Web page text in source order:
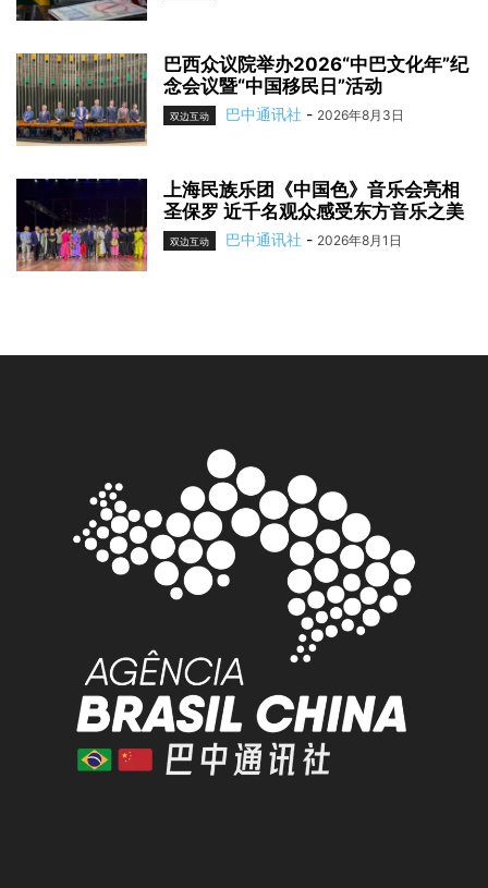
巴西众议院举办2026“中巴文化年”纪
念会议暨“中国移民日”活动
双边互动 巴中通讯社 - 2026年8月3日
上海民族乐团《中国色》音乐会亮相
圣保罗 近千名观众感受东方音乐之美
双边互动 巴中通讯社 - 2026年8月1日